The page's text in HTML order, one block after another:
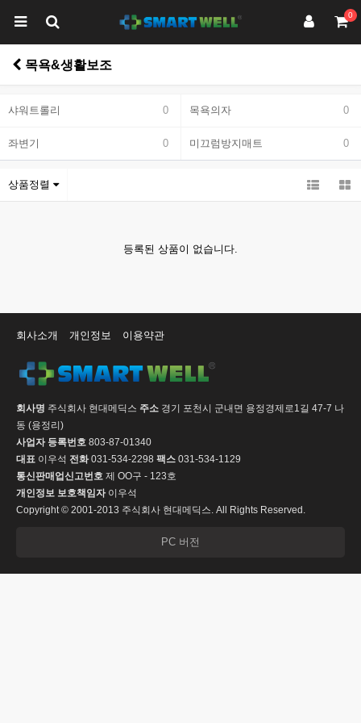
0
목욕&생활보조
샤워트롤리 0 목욕의자 0
좌변기 0 미끄럼방지매트 0
상품정렬
등록된 상품이 없습니다.
회사소개 개인정보 이용약관
회사명 주식회사 현대메딕스 주소 경기 포천시 군내면 용정경제로1길 47-7 나
동 (용정리)
사업자 등록번호 803-87-01340
대표 이우석 전화031-534-2298 팩스 031-534-1129
통신판매업신고번호 제 OO구 - 123호
개인정보 보호책임자이우석
Copyright © 2001-2013 주식회사 현대메딕스. All Rights Reserved.
PC 버전